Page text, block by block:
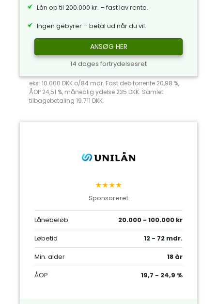
Lån op til 200.000 kr. – fast lav rente.
Ingen gebyrer – betal ud når du vil.
ANSØG HER
14 dages fortrydelsesret
eks: 10.000 DKK o/84 mdr. Fast debitorrente 20,98 %,
ÅOP 24,51 %, månedlig ydelse 235 DKK. Samlet
tilbagebetaling 19.711 DKK.
★★★★
Sponsoreret
Lånebeløb
20.000 - 100.000 kr
Løbetid
12 - 72 mdr.
Min. alder
18 år
ÅOP
19,7 - 24,9 %